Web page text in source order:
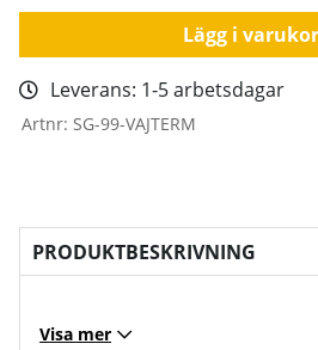
Lägg i
Leverans: 1-5 arbetsdagar
Artnr: SG-99-VAJTERM
PRODUKTBESKRIVNING
Visa mer